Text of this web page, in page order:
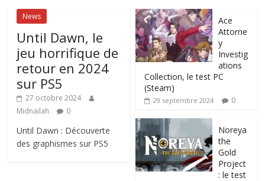
News
Until Dawn, le
jeu horrifique de
retour en 2024
sur PS5
27 octobre 2024
Midnailah
0
Until Dawn : Découverte
des graphismes sur PS5
Ace
Attorne
y
Investig
ations
Collection, le test PC
(Steam)
29 septembre 2024 0
Noreya
the
Gold
Project
: le test